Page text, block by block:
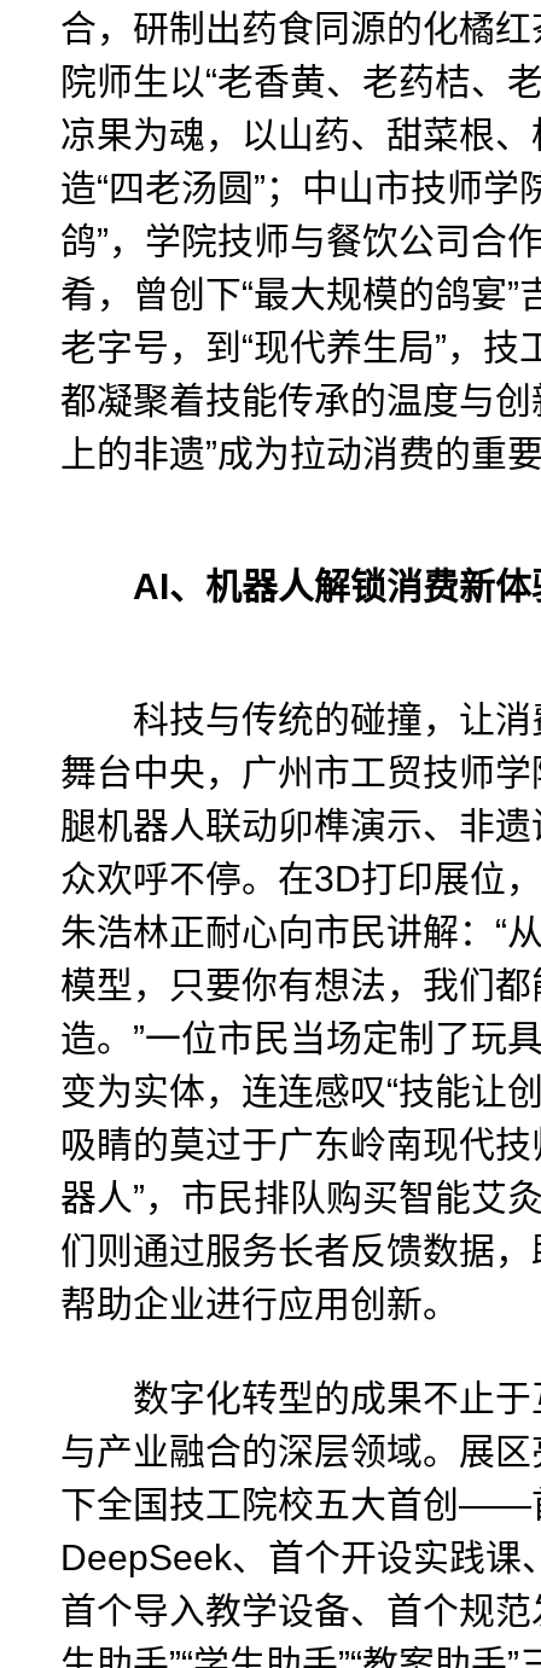
合，研制出药食同源的化橘
院师生以“老香黄、老药桔、
凉果为魂，以山药、甜菜根
造“四老汤圆”；中山市技师学
鸽”，学院技师与餐饮公司合
肴，曾创下“最大规模的鸽宴
老字号，到“现代养生局”，
都凝聚着技能传承的温度与
上的非遗”成为拉动消费的重
AI、机器人解锁消费新体
科技与传统的碰撞，让消
舞台中央，广州市工贸技师
腿机器人联动卯榫演示、非
众欢呼不停。在3D打印展位
朱浩林正耐心向市民讲解：“
模型，只要你有想法，我们
造。”一位市民当场定制了玩
变为实体，连连感叹“技能让
吸睛的莫过于广东岭南现代
器人”，市民排队购买智能艾
们则通过服务长者反馈数据
帮助企业进行应用创新。
数字化转型的成果不止于
与产业融合的深层领域。展区
下全国技工院校五大首创——
DeepSeek、首个开设实践课
首个导入教学设备、首个规